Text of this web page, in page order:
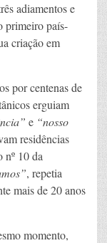
adiamentos e
primeiro país-
criação em
por centenas de
erguiam
e “nosso
residências
nº 10 da
, repetia
mais de 20 anos
momento,